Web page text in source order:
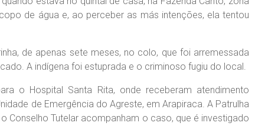
de água e, ao perceber as más intenções, ela tentou
de apenas sete meses, no colo, que foi arremessada
A indígena foi estuprada e o criminoso fugiu do local.
o Hospital Santa Rita, onde receberam atendimento
de Emergência do Agreste, em Arapiraca. A Patrulha
Conselho Tutelar acompanham o caso, que é investigado